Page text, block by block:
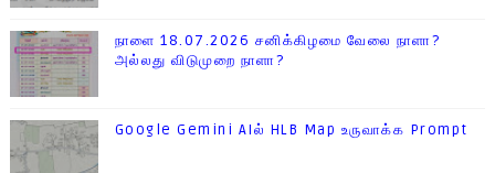
நாளை 18.07.2026 சனிக்கிழமை வேலை நாளா?
அல்லது விடுமுறை நாளா?
Google Gemini AIல் HLB Map உருவாக்க Prompt